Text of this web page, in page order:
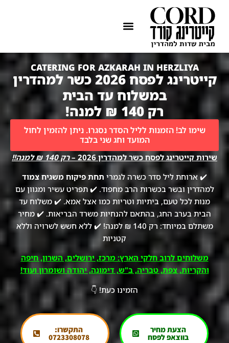
CATERING FOR AZKARAH IN HERZLIYA
קייטרינג לפסח 2026 כשר למהדרין
במשלוח עד הבית
רק 140 ₪ למנה!
שימו לב! הזמנות לליל הסדר נסגרו. ניתן להזמין לחול
המועד וחג שני בלבד
שירות קייטרינג לפסח כשר למהדרין 2026 –
רק 140 ₪ למנה!!
✔️ ארוחת ליל סדר כשרה לגמרי תחת פיקוח משגיח צמוד
למהדרין ובשר בכשרות הרב מחפוד. ✔️ תפריט עשיר ומגוון עם
מנות לכל טעם, ביתיות וטריות כמו אצל אמא. ✔️ משלוח עד
הבית בערב החג, בהתאם להנחיות משרד הבריאות. ✔️ מחיר
משתלם במיוחד: רק 140 ₪ למנה! ✔️ ללא חשש לשרויה וללא
קטניות
משלוחים לרוב חלקי הארץ: מרכז, ירושלים, השרון, חיפה
והקריות, צפת, טבריה, ב"ש, דימונה, יהודה ושומרון ועוד!
הזמינו כעת! 👇
הצעת מחיר
בווצאפ לפסח
התקשרו:
0723308078